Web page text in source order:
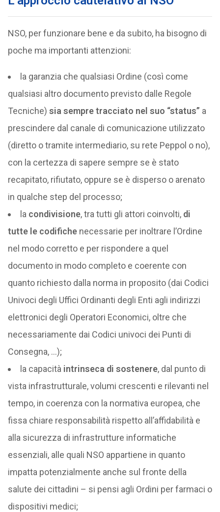
NSO, per funzionare bene e da subito, ha bisogno di
poche ma importanti attenzioni:
la garanzia che qualsiasi Ordine (così come
qualsiasi altro documento previsto dalle Regole
Tecniche) sia sempre tracciato nel suo “status” a
prescindere dal canale di comunicazione utilizzato
(diretto o tramite intermediario, su rete Peppol o no),
con la certezza di sapere sempre se è stato
recapitato, rifiutato, oppure se è disperso o arenato
in qualche step del processo;
la condivisione, tra tutti gli attori coinvolti, di
tutte le codifichenecessarie per inoltrare l’Ordine
nel modo corretto e per rispondere a quel
documento in modo completo e coerente con
quanto richiesto dalla norma in proposito (dai Codici
Univoci degli Uffici Ordinanti degli Enti agli indirizzi
elettronici degli Operatori Economici, oltre che
necessariamente dai Codici univoci dei Punti di
Consegna, …);
la capacità intrinseca di sostenere, dal punto di
vista infrastrutturale, volumi crescenti e rilevanti nel
tempo, in coerenza con la normativa europea, che
fissa chiare responsabilità rispetto all’affidabilità e
alla sicurezza di infrastrutture informatiche
essenziali, alle quali NSO appartiene in quanto
impatta potenzialmente anche sul fronte della
salute dei cittadini – si pensi agli Ordini per farmaci o
dispositivi medici;